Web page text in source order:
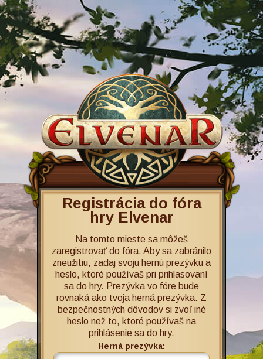
Registrácia do fóra
hry Elvenar
Na tomto mieste sa môžeš
zaregistrovať do fóra. Aby sa zabránilo
zneužitiu, zadaj svoju hernú prezývku a
heslo, ktoré používaš pri prihlasovaní
sa do hry. Prezývka vo fóre bude
rovnaká ako tvoja herná prezývka. Z
bezpečnostných dôvodov si zvoľ iné
heslo než to, ktoré používaš na
prihlásenie sa do hry.
Herná prezývka: